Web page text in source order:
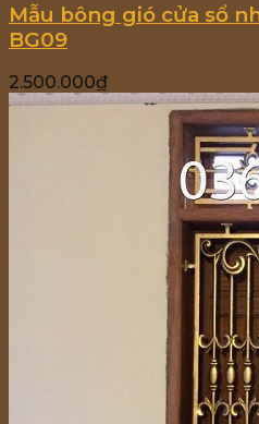
Mẫu bông gió cửa sổ
BG09
2.500.000₫